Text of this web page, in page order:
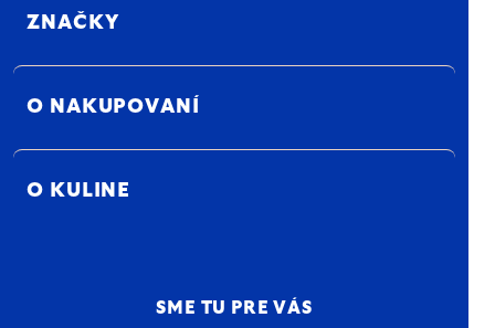
ZNAČKY
O NAKUPOVANÍ
O KULINE
SME TU PRE VÁS